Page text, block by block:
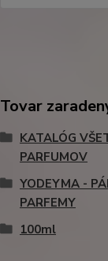
Tovar
KATALÓG
PARFUMOV
YODEYMA -
PARFEMY
100ml